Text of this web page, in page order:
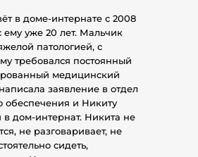
в доме-интернате с 2008
ему уже 20 лет. Мальчик
патологией, с
требовался постоянный
медицинский
заявление в отдел
обеспечения и Никиту
дом-интернат. Никита не
не разговаривает, не
сидеть,